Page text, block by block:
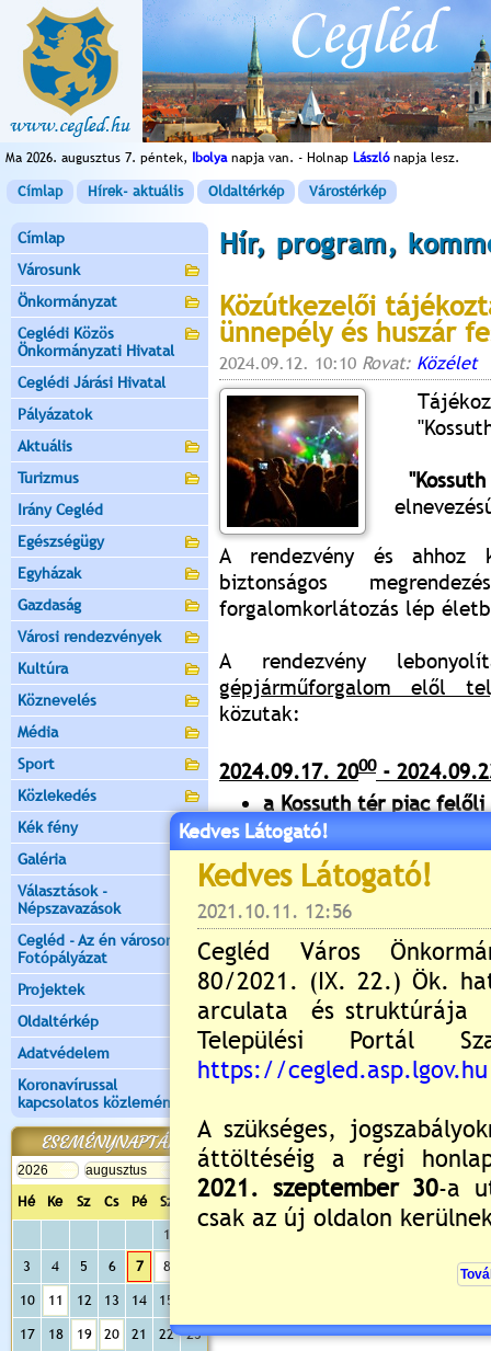
Ma 2026. augusztus 7. péntek, Ibolyanapja van. - Holnap Lászlónapja lesz.
Címlap Hírek- aktuális Oldaltérkép Várostérkép
Címlap
Városunk
Önkormányzat
Ceglédi Közös
Önkormányzati Hivatal
Ceglédi Járási Hivatal
Pályázatok
Aktuális
Turizmus
Irány Cegléd
Egészségügy
Egyházak
Gazdaság
Városi rendezvények
Kultúra
Köznevelés
Média
Sport
Közlekedés
Kék fény
Galéria
Választások -
Népszavazások
Cegléd - Az én városom -
Fotópályázat
Projektek
Oldaltérkép
Adatvédelem
Koronavírussal
kapcsolatos közlemények
ESEMÉNYNAPTÁR
Hé Ke Sz Cs Pé Sz
Va
1
3
4 5 6 7 8
10 11 12 13 14 15
17 18 19 20 21 22
23
Hír, program,
Közútkezelői
ünnepély és huszár
2024.09.12. 10:10 Rovat: Közélet
A rendezvény és ahhoz
biztonságos
forgalomkorlátozás lép
A rendezvény
gépjárműforgalom elől
közutak:
2024.09.17. 2000-
a Kossuth tér piac
a Kazinczy utca
bal oldalán az áruház
2024.09.19. 1200-
Kossuth tér két
2024.09.19. 1200
-
Eötvös tér,
A hagyományőrző
pályás lezárássalérintett
2024.09.21. 0945- 1130:
Szövetség utca
szakasz,
2024.09.21. 1030 - 1230 :
Kossuth Ferenc
Kedves Látogató!